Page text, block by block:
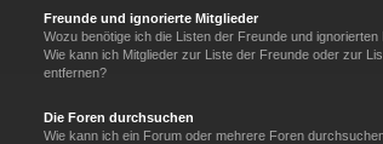
Freunde und ignorierte Mitglieder
Wozu benötige ich die Listen der Freunde und ignorierten
Wie kann ich Mitglieder zur Liste der Freunde oder zur
entfernen?
Die Foren durchsuchen
Wie kann ich ein Forum oder mehrere Foren